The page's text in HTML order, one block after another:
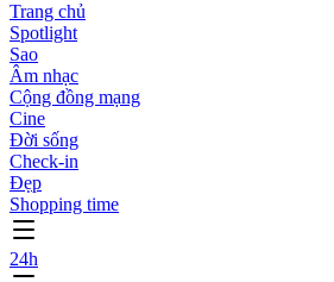
Trang chủ
Spotlight
Sao
Âm nhạc
Cộng đồng mạng
Cine
Đời sống
Check-in
Đẹp
Shopping time
24h